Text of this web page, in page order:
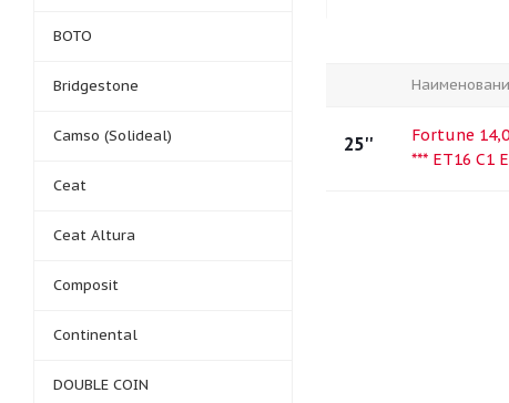
25''
Fortune
*** ET16 C1
BOTO
Bridgestone
Camso (Solideal)
Ceat
Ceat Altura
Composit
Continental
DOUBLE COIN